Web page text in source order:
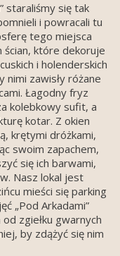
staraliśmy się tak
i powracali tu
tego miejsca
które dekoruje
i holenderskich
zawisły różane
Łagodny fryz
kolebkowy sufit, a
kotar. Z okien
krętymi dróżkami,
swoim zapachem,
się ich barwami,
Nasz lokal jest
mieści się parking
„Pod Arkadami”
zgiełku gwarnych
by zdążyć się nim